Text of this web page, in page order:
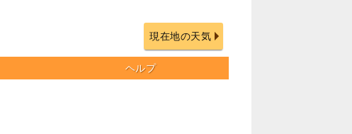
現在地の天気
ヘルプ